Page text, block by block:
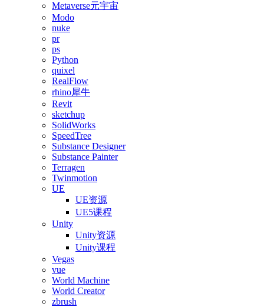
Metaverse元宇宙
Modo
nuke
pr
ps
Python
quixel
RealFlow
rhino犀牛
Revit
sketchup
SolidWorks
SpeedTree
Substance Designer
Substance Painter
Terragen
Twinmotion
UE
UE资源
UE5课程
Unity
Unity资源
Unity课程
Vegas
vue
World Machine
World Creator
zbrush